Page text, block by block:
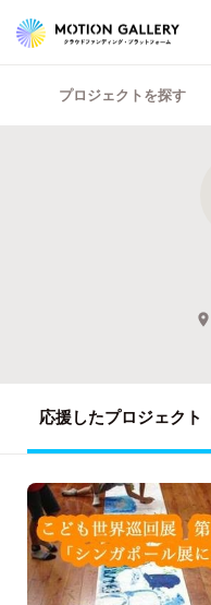
プロジェクトを探す
応援したプロジェクト